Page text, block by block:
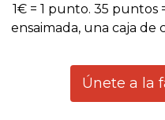
1€ = 1 punto. 35
ensaimada, una caja de
Únete a la